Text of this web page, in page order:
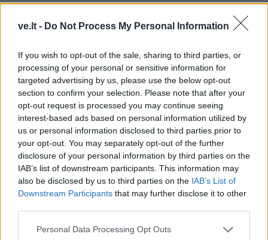
ve.lt - Do Not Process My Personal Information
If you wish to opt-out of the sale, sharing to third parties, or
processing of your personal or sensitive information for
targeted advertising by us, please use the below opt-out
section to confirm your selection. Please note that after your
opt-out request is processed you may continue seeing
interest-based ads based on personal information utilized by
us or personal information disclosed to third parties prior to
your opt-out. You may separately opt-out of the further
disclosure of your personal information by third parties on the
IAB’s list of downstream participants. This information may
also be disclosed by us to third parties on the IAB’s List of
Downstream Participants that may further disclose it to other
Personal Data Processing Opt Outs
Jūsų vardas
Komentaras
Sutinku sutaisyklėmis
This site is protected by
reCAPTCHA and the Google
Serviceapply.